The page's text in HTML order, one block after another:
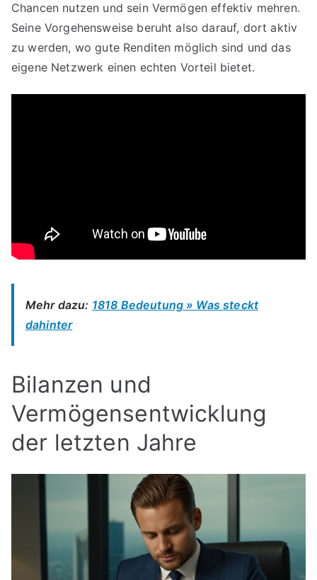
Chancen nutzen und sein Vermögen effektiv mehren.
Seine Vorgehensweise beruht also darauf, dort aktiv
zu werden, wo gute Renditen möglich sind und das
eigene Netzwerk einen echten Vorteil bietet.
Mehr dazu: 1818 Bedeutung » Was steckt
dahinter
Bilanzen und
Vermögensentwicklung
der letzten Jahre